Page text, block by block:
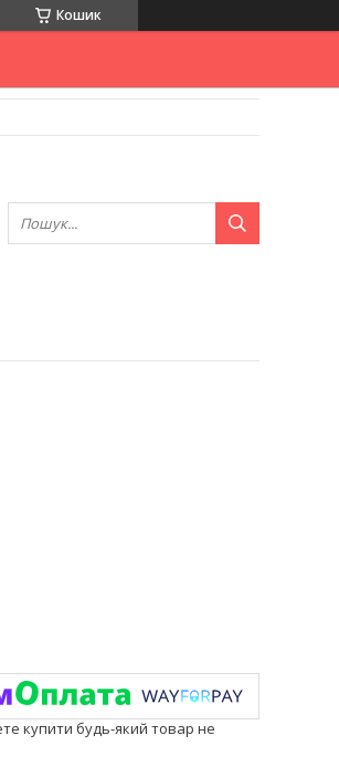
Кошик
купити будь-який товар не